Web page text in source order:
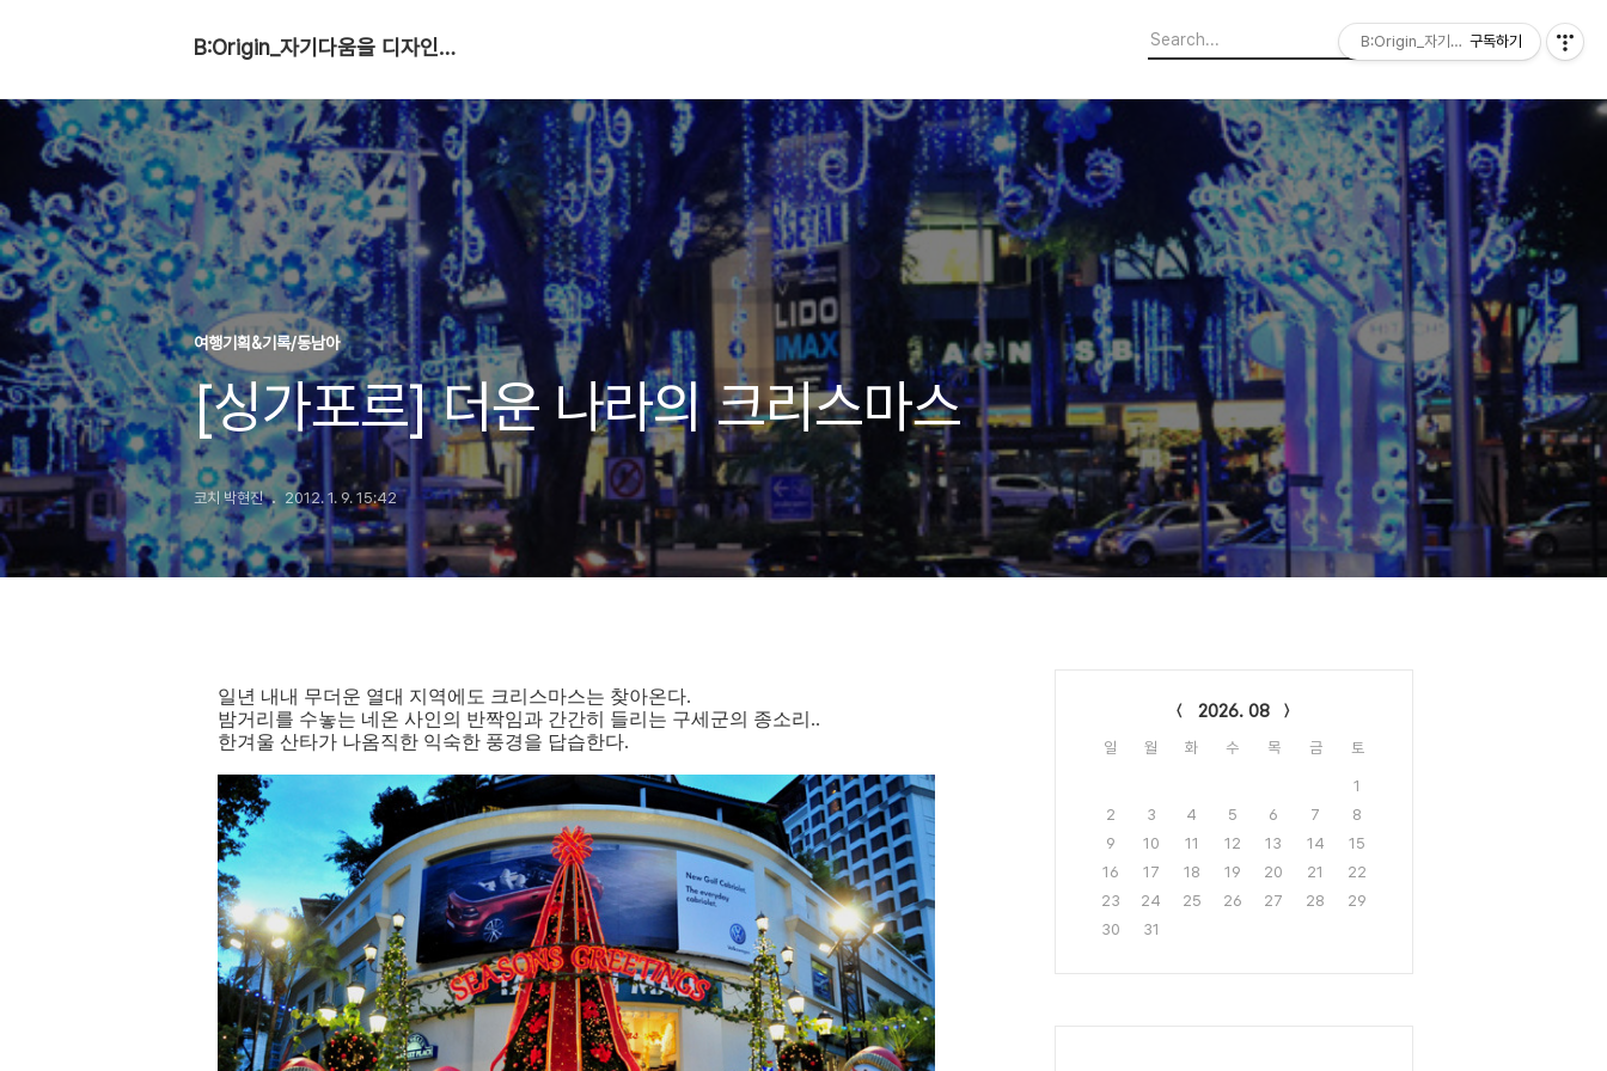
B:Origin_자기다움을 디자인합니다
여행기획&기록/동남아
[싱가포르] 더운 나라의 크리스마스
코치 박현진 2012. 1. 9. 15:42
일년 내내 무더운 열대 지역에도 크리스마스는 찾아온다.
밤거리를 수놓는 네온 사인의 반짝임과 간간히 들리는 구세군의 종소리..
한겨울 산타가 나옴직한 익숙한 풍경을 답습한다.
2026. 08
일 월 화 수 목 금 토
1
2
3 4 5 6 7
8
9
10 11 12 13 14
15
16
17 18 19 20 21
22
23
24 25 26 27 28
29
30
31
B:Origin_자기다움을 디자인합니다
구독하기